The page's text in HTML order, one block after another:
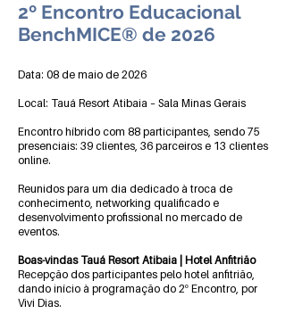
2º Encontro Educacional
BenchMICE® de 2026
Data: 08 de maio de 2026
Local: Tauá Resort Atibaia – Sala Minas Gerais
Encontro híbrido com 88 participantes, sendo 75
presenciais: 39 clientes, 36 parceiros e 13 clientes
online.
Reunidos para um dia dedicado à troca de
conhecimento, networking qualificado e
desenvolvimento profissional no mercado de
eventos.
Boas-vindas Tauá Resort Atibaia | Hotel Anfitrião
Recepção dos participantes pelo hotel anfitrião,
dando início à programação do 2º Encontro, por
Vivi Dias.